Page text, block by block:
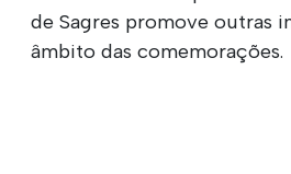
de Sagres promove outras
âmbito das comemorações.